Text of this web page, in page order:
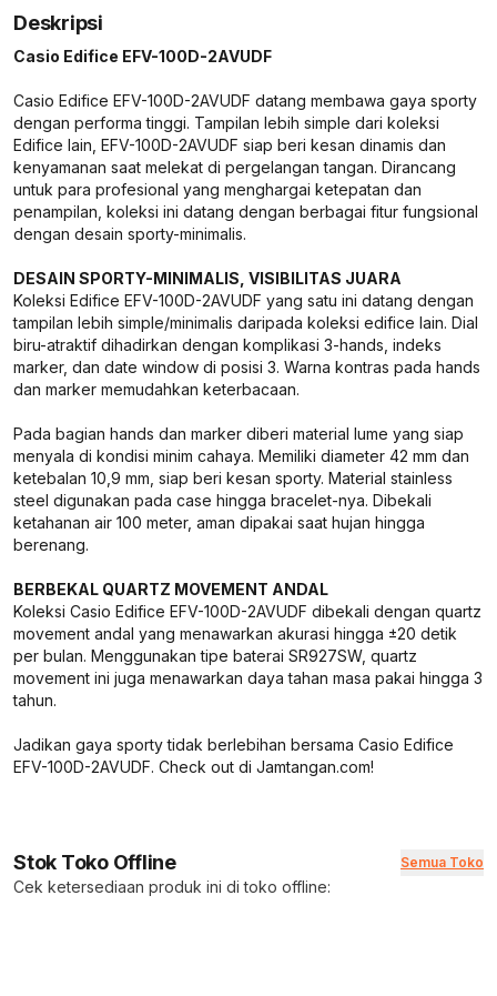
Deskripsi
Casio Edifice EFV-100D-2AVUDF
Casio Edifice EFV-100D-2AVUDF datang membawa gaya sporty
dengan performa tinggi. Tampilan lebih simple dari koleksi
Edifice lain, EFV-100D-2AVUDF siap beri kesan dinamis dan
kenyamanan saat melekat di pergelangan tangan. Dirancang
untuk para profesional yang menghargai ketepatan dan
penampilan, koleksi ini datang dengan berbagai fitur fungsional
dengan desain sporty-minimalis.
DESAIN SPORTY-MINIMALIS, VISIBILITAS JUARA
Koleksi Edifice EFV-100D-2AVUDF yang satu ini datang dengan
tampilan lebih simple/minimalis daripada koleksi edifice lain. Dial
biru-atraktif dihadirkan dengan komplikasi 3-hands, indeks
marker, dan date window di posisi 3. Warna kontras pada hands
dan marker memudahkan keterbacaan.
Pada bagian hands dan marker diberi material lume yang siap
menyala di kondisi minim cahaya. Memiliki diameter 42 mm dan
ketebalan 10,9 mm, siap beri kesan sporty. Material stainless
steel digunakan pada case hingga bracelet-nya. Dibekali
ketahanan air 100 meter, aman dipakai saat hujan hingga
berenang.
BERBEKAL QUARTZ MOVEMENT ANDAL
Koleksi Casio Edifice EFV-100D-2AVUDF dibekali dengan quartz
movement andal yang menawarkan akurasi hingga ±20 detik
per bulan. Menggunakan tipe baterai SR927SW, quartz
movement ini juga menawarkan daya tahan masa pakai hingga 3
tahun.
Jadikan gaya sporty tidak berlebihan bersama Casio Edifice
EFV-100D-2AVUDF. Check out di Jamtangan.com!
Stok Toko Offline Semua Toko
Cek ketersediaan produk ini di toko offline: